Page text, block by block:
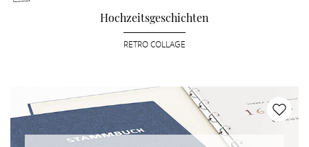
Hochzeitsgeschichten
RETRO COLLAGE